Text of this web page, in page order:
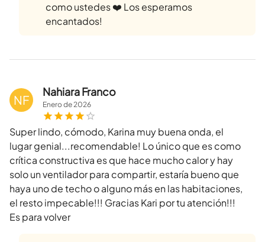
como ustedes ❤️ Los esperamos
encantados!
NF
Nahiara Franco
Enerode2026
Super lindo, cómodo, Karina muy buena onda, el
lugar genial...recomendable! Lo único que es como
crítica constructiva es que hace mucho calor y hay
solo un ventilador para compartir, estaría bueno que
haya uno de techo o alguno más en las habitaciones,
el resto impecable!!! Gracias Kari por tu atención!!!
Es para volver